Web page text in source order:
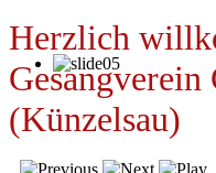
Herzlich
Gesangverein
(Künzelsau)